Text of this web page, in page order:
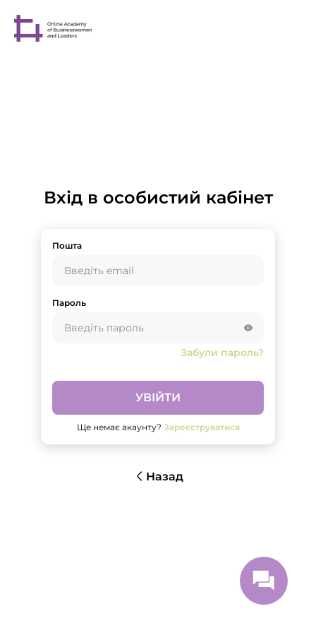
Вхід в особистий кабінет
Пошта
Пароль
Забули пароль?
УВІЙТИ
Ще немає акаунту? Зареєструватися
Назад